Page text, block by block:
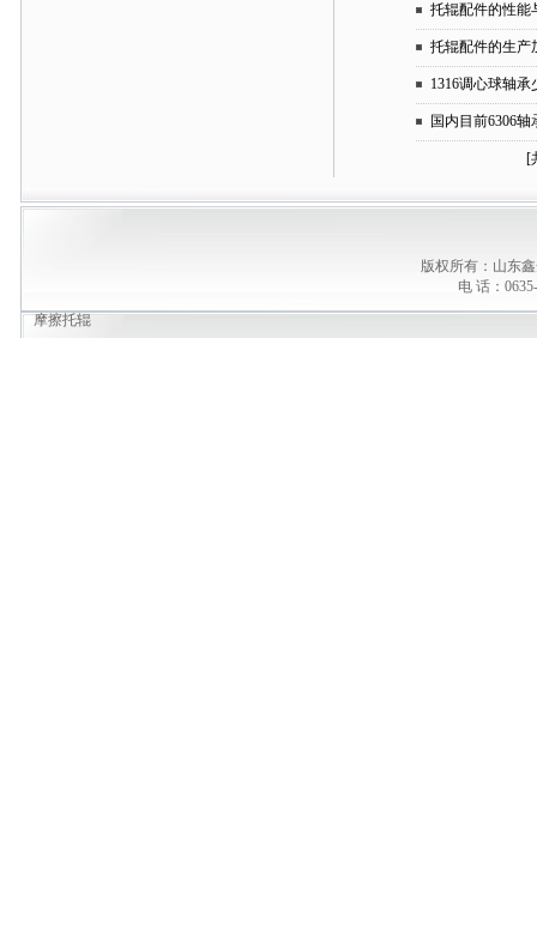
托辊配件的性能
托辊配件的生产
1316调心球轴
国内目前6306
[
版权所有：山东
电 话：
摩擦托辊